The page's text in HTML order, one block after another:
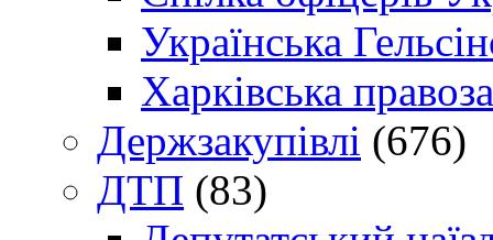
Українська
Харківська
Держзакупівлі (676)
ДТП (83)